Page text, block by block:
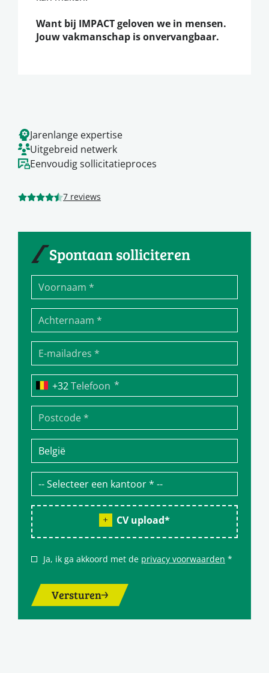
Want bij IMPACT geloven we in mensen.
Jouw vakmanschap is onvervangbaar.
Spontaan solliciteren
Telefoon *
CV upload*
Ja, ik ga akkoord met de privacy voorwaarden *
Versturen
Jarenlange expertise
Uitgebreid netwerk
Eenvoudig sollicitatieproces
7 reviews